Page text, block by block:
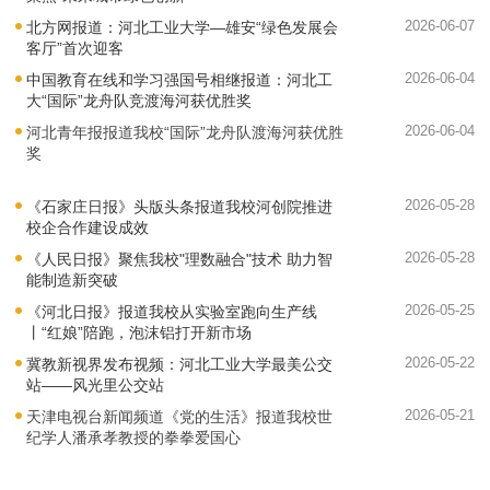
2026-06-07
北方网报道：河北工业大学—雄安“绿色发展会
客厅”首次迎客
2026-06-04
中国教育在线和学习强国号相继报道：河北工
大“国际”龙舟队竞渡海河获优胜奖
2026-06-04
河北青年报报道我校“国际”龙舟队渡海河获优胜
奖
2026-05-28
《石家庄日报》头版头条报道我校河创院推进
校企合作建设成效
2026-05-28
《人民日报》聚焦我校"理数融合"技术 助力智
能制造新突破
2026-05-25
《河北日报》报道我校从实验室跑向生产线
丨“红娘”陪跑，泡沫铝打开新市场
2026-05-22
冀教新视界发布视频：河北工业大学最美公交
站——风光里公交站
2026-05-21
天津电视台新闻频道《党的生活》报道我校世
纪学人潘承孝教授的拳拳爱国心